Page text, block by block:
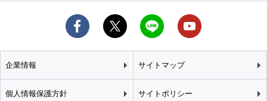
企業情報 サイトマップ
個人情報保護方針 サイトポリシー